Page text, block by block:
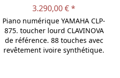
3.290,00 € *
Piano numérique YAMAHA CLP-
875. toucher lourd CLAVINOVA
de référence. 88 touches avec
revêtement ivoire synthétique.